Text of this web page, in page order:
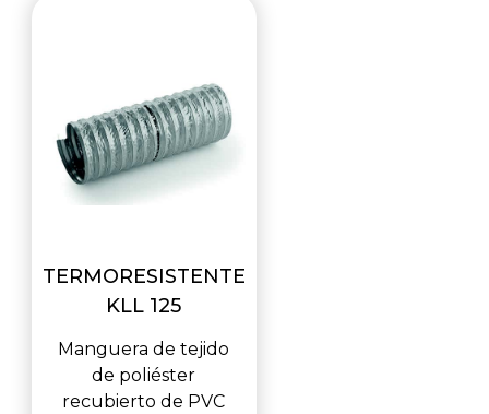
TERMORESISTENTE
KLL 125
Manguera de tejido
de poliéster
recubierto de PVC